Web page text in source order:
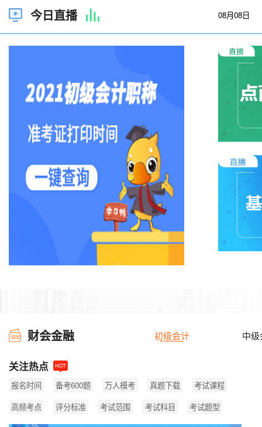
今日直播 08月08日
财会金融 初级会计 中
关注热点
报名时间 备考600题 万人模考 真题下载
考试课程
高频考点
评分标准 考试范围 考试科目 考试题型